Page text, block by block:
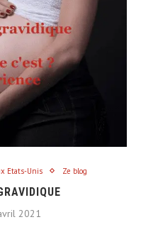
Etats-Unis Ze blog
2021